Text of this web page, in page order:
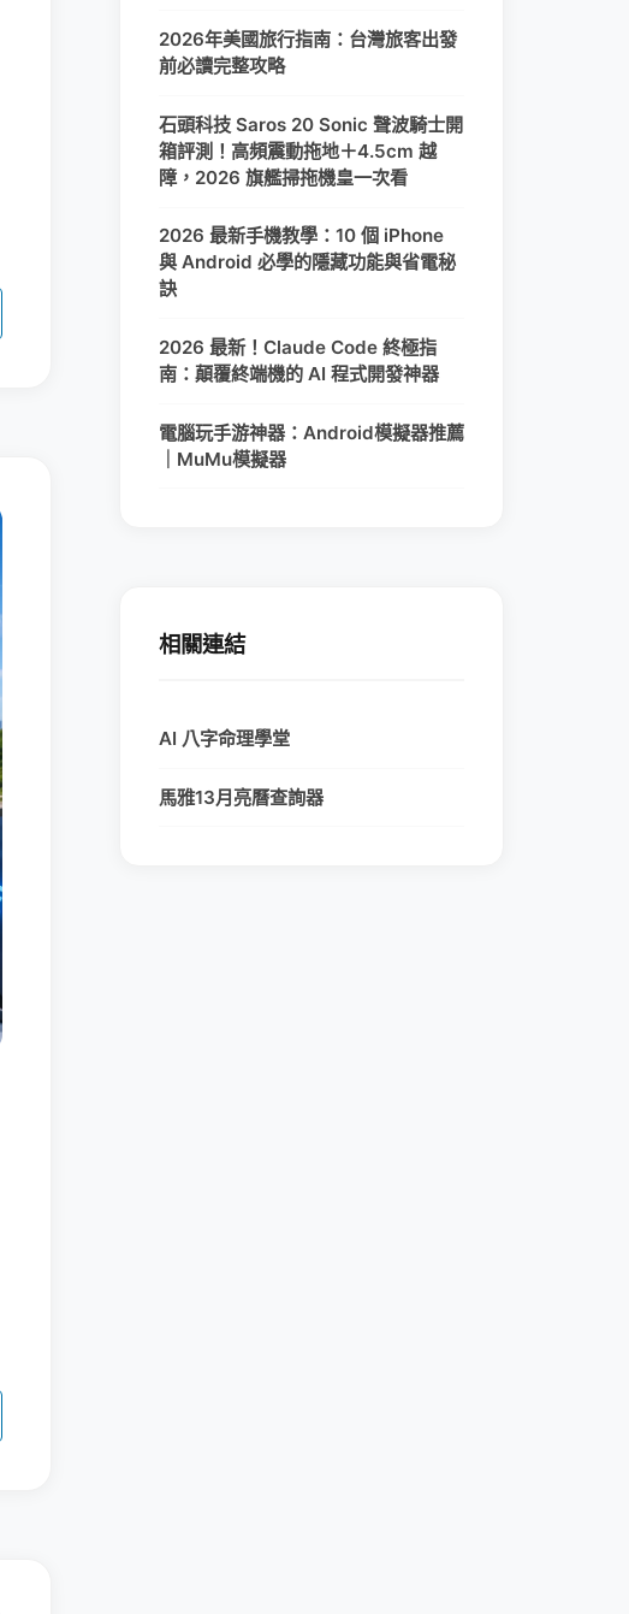
2026年美國旅行指南：台灣旅客出發
前必讀完整攻略
石頭科技 Saros 20 Sonic 聲波騎士開
箱評測！高頻震動拖地＋4.5cm 越
障，2026 旗艦掃拖機皇一次看
2026 最新手機教學：10 個 iPhone
與 Android 必學的隱藏功能與省電秘
訣
2026 最新！Claude Code 終極指
南：顛覆終端機的 AI 程式開發神器
電腦玩手游神器：Android模擬器推薦
｜MuMu模擬器
相關連結
AI 八字命理學堂
馬雅13月亮曆查詢器